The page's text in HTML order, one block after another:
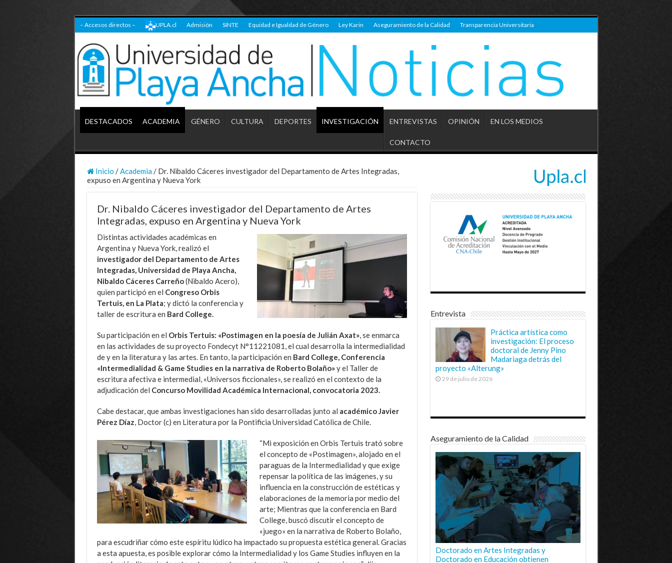
– Accesos directos – UPLA.cl Admisión SINTE Equidad e Igualdad de Género Ley Karin Aseguramiento de la Calidad Transparencia Universitaria
DESTACADOS ACADEMIA GÉNERO CULTURA DEPORTES INVESTIGACIÓN ENTREVISTAS OPINIÓN EN LOS MEDIOS
CONTACTO
Inicio / Academia / Dr. Nibaldo Cáceres investigador del Departamento de Artes Integradas,
expuso en Argentina y Nueva York
Dr. Nibaldo Cáceres investigador del Departamento de Artes
Integradas, expuso en Argentina y Nueva York
Distintas actividades académicas en
Argentina y Nueva York, realizó el
investigador del Departamento de Artes
Integradas, Universidad de Playa Ancha,
Nibaldo Cáceres Carreño(Nibaldo Acero),
quien participó en el Congreso Orbis
Tertuis, en La Plata; y dictó la conferencia y
taller de escritura en Bard College.
Su participación en el Orbis Tertuis: «Postimagen en la poesía de Julián Axat», se enmarca
en las actividades de su proyecto Fondecyt N°11221081, el cual desarrolla la intermedialidad
de y en la literatura y las artes. En tanto, la participación en Bard College, Conferencia
«Intermedialidad & Game Studies en la narrativa de Roberto Bolaño»y el Taller de
escritura afectiva e intermedial, «Universos ficcionales», se realizó en el contexto de la
adjudicación del Concurso Movilidad Académica Internacional, convocatoria 2023.
Cabe destacar, que ambas investigaciones han sido desarrolladas junto al académico Javier
Pérez Díaz , Doctor (c) en Literatura por la Pontificia Universidad Católica de Chile.
“Mi exposición en Orbis Tertuis trató sobre
el concepto de «Postimagen», alojado en el
paraguas de la Intermedialidad y que exige
repensar la política de las imágenes, y su
influencia en la construcción de estéticas y
elaboraciones de la memoria por medio del
arte; Mientras que la conferencia en Bard
College, buscó discutir el concepto de
«juego» en la narrativa de Roberto Bolaño,
para escudriñar cómo este espíritu lúdico ha impactado su propuesta estética general. Gracias
a esta apuesta, es posible explorar cómo la Intermedialidad y los Game Studies influyen en la
Entrevista
Práctica artística como
investigación: El proceso
doctoral de Jenny Pino
Madariaga detrás del
proyecto «Alterung»
29 de julio de 2026
Aseguramiento de la Calidad
Doctorado en Artes Integradas y
Doctorado en Educación obtienen